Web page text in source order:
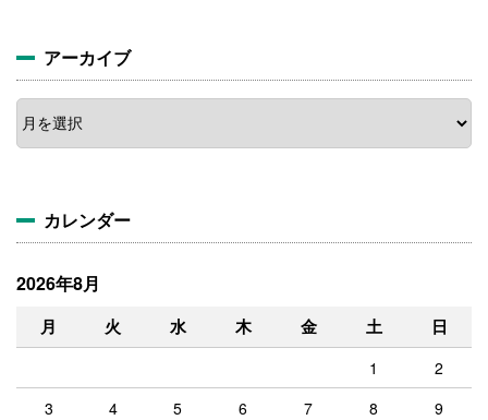
アーカイブ
ア
ー
カ
カレンダー
2026年8月
月 火 水 木 金 土 日
1
2
3
4 5 6 7 8
9